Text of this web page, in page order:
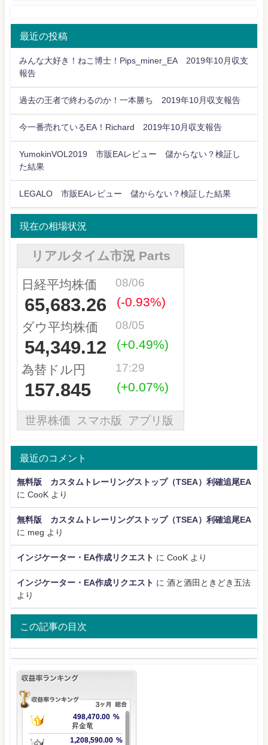
最近の投稿
みんな大好き！ねこ博士！Pips_miner_EA 2019年10月収支
報告
過去の王者で終わるのか！一本勝ち 2019年10月収支報告
今一番売れているEA！Richard 2019年10月収支報告
YumokinVOL2019 市販EAレビュー 儲からない？検証し
た結果
LEGALO 市販EAレビュー 儲からない？検証した結果
現在の相場状況
最近のコメント
無料版 カスタムトレーリングストップ（TSEA）利確追尾EA
に CooK より
無料版 カスタムトレーリングストップ（TSEA）利確追尾EA
に meg より
インジケーター・EA作成リクエスト に CooK より
インジケーター・EA作成リクエスト に 酒と酒田ときどき五法
より
この記事の目次